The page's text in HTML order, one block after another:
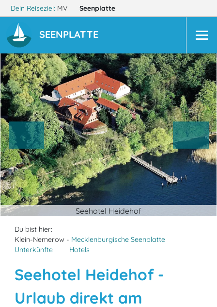
Dein Reiseziel: MV Seenplatte
SEENPLATTE
Seehotel Heidehof
Du bist hier:
Klein-Nemerow - Mecklenburgische Seenplatte
Unterkünfte
Hotels
Seehotel Heidehof -
Urlaub direkt am